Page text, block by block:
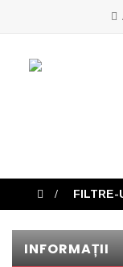
> FILTRE-
INFORMAȚII